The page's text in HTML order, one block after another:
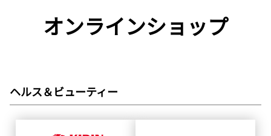
オンラインショップ
ヘルス＆ビューティー